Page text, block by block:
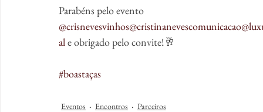
Parabéns pelo evento
@crisnevesvinhos@cristinanevescomunicacao
al e obrigado pelo convite!🥂
#boastaças
Eventos Encontros Parceiros